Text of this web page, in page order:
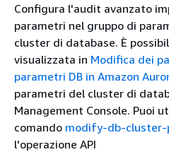
Configura l'audit avanzato
parametri nel gruppo di
cluster di database. È
visualizzata in Modifica dei
parametri DB in Amazon
parametri del cluster di
Management Console. Puoi
comando modify-db-
l'operazione API